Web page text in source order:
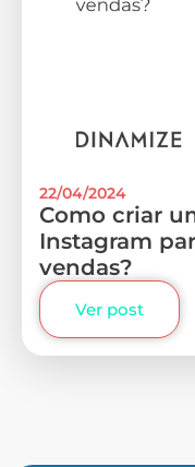
22/04/2024
Como criar
Instagram
vendas?
Ver post